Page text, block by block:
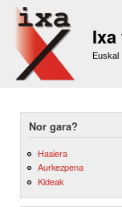
Ixa
Euskal
Nor gara?
Hasiera
Aurkezpena
Kideak